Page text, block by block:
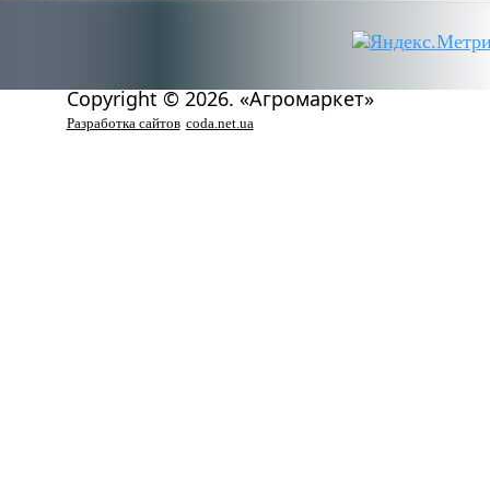
Copyright © 2026. «Агромаркет»
Разработка сайтов coda.net.ua